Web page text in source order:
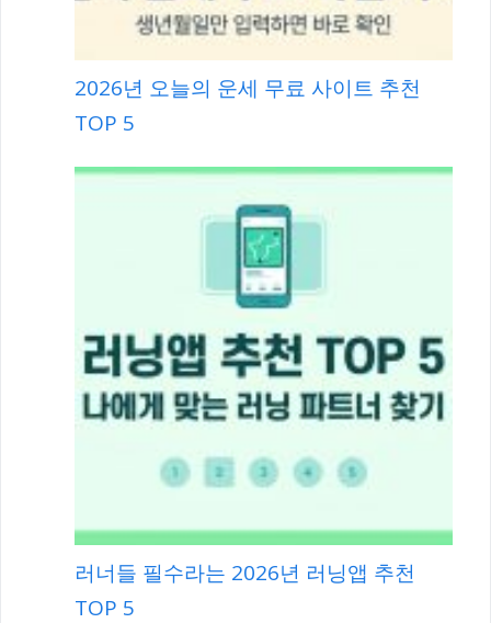
2026년 오늘의 운세 무료 사이트 추천
TOP 5
러너들 필수라는 2026년 러닝앱 추천
TOP 5